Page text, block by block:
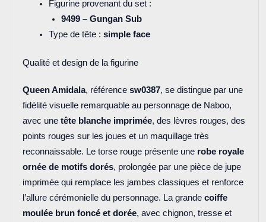
Figurine provenant du set :
9499 – Gungan Sub
Type de tête : simple face
Qualité et design de la figurine
Queen Amidala, référence sw0387, se distingue par une
fidélité visuelle remarquable au personnage de Naboo,
avec une tête blanche imprimée, des lèvres rouges, des
points rouges sur les joues et un maquillage très
reconnaissable. Le torse rouge présente une robe royale
ornée de motifs dorés, prolongée par une pièce de jupe
imprimée qui remplace les jambes classiques et renforce
l’allure cérémonielle du personnage. La grande coiffe
moulée brun foncé et dorée, avec chignon, tresse et